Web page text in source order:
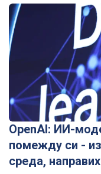
OpenAI: ИИ-
помежду си -
среда,